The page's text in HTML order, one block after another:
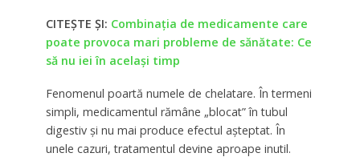
CITEȘTE ȘI: Combinația de medicamente care
poate provoca mari probleme de sănătate: Ce
să nu iei în același timp
Fenomenul poartă numele de chelatare. În termeni
simpli, medicamentul rămâne „blocat” în tubul
digestiv și nu mai produce efectul așteptat. În
unele cazuri, tratamentul devine aproape inutil.